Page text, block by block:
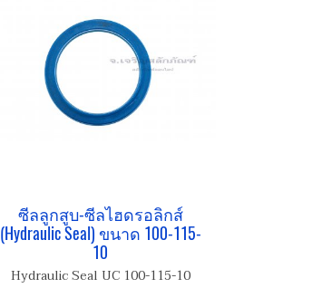
ซีลลูกสูบ-ซีลไฮดรอลิกส์
(Hydraulic Seal) ขนาด 100-115-
10
Hydraulic Seal UC 100-115-10